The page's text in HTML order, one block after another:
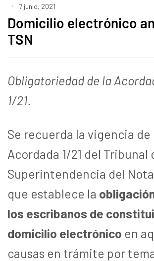
7 junio, 2021
Domicilio electrónico
TSN
Obligatoriedad de la
1/21.
Se recuerda la vigencia de
Acordada 1/21 del Tribunal
Superintendencia del
que establece la
los escribanos de
domicilio electrónico en
causas en trámite por